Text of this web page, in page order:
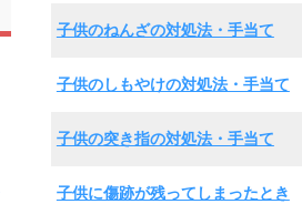
子供のねんざの対処法・手当て
子供のしもやけの対処法・手当て
子供の突き指の対処法・手当て
子供に傷跡が残ってしまったとき